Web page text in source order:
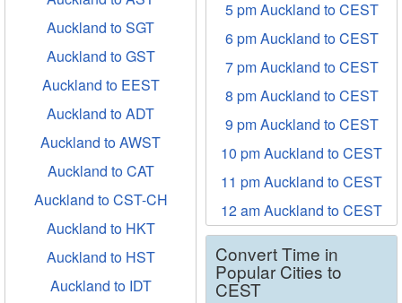
Auckland to SGT
Auckland to GST
Auckland to EEST
Auckland to ADT
Auckland to AWST
Auckland to CAT
Auckland to CST-CH
Auckland to HKT
Auckland to HST
Auckland to IDT
5 pm Auckland to CEST
6 pm Auckland to CEST
7 pm Auckland to CEST
8 pm Auckland to CEST
9 pm Auckland to CEST
10 pm Auckland to CEST
11 pm Auckland to CEST
12 am Auckland to CEST
Convert Time in
Popular Cities to
CEST